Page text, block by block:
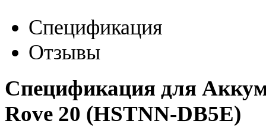
Спецификация
Отзывы
Спецификация для
Rove 20 (HSTNN-DB5E)